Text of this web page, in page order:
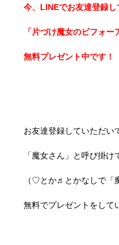
今、LINEでお友達登録し
「片づけ魔女のビフォ
無料プレゼント中です！
お友達登録していただい
「魔女さん」と呼び掛け
（♡とか♬とかなしで「
無料でプレゼントをして